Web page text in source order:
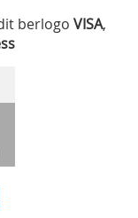
berlogo VISA,